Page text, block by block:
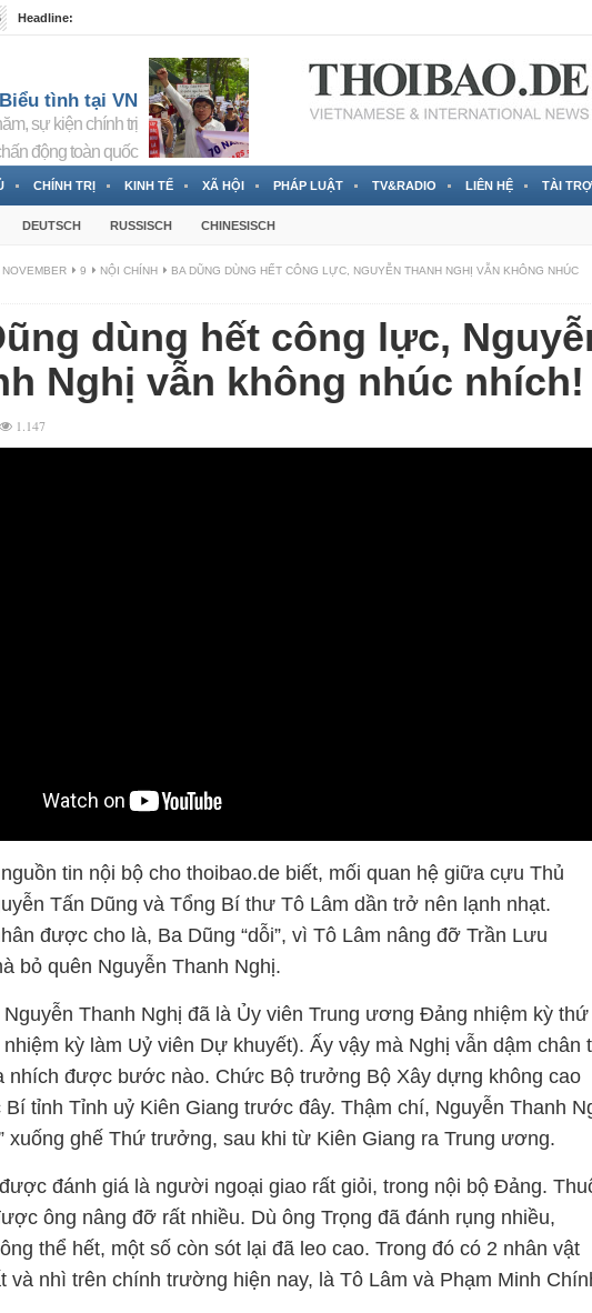
Headline:
Biểu tình tại VN
sự kiện chính trị
động toàn quốc
CHÍNH TRỊ KINH TẾ XÃ HỘI PHÁP LUẬT TV&RADIO LIÊN HỆ TÀI
DEUTSCH RUSSISCH CHINESISCH
NOVEMBER 9 NỘI CHÍNH
BA DŨNG DÙNG HẾT CÔNG LỰC, NGUYỄN THANH NGHỊ VẪN KHÔNG NHÚC
dùng hết công lực,
Nghị vẫn không nhúc nhích!
1.147
tin nội bộ cho thoibao.de biết, mối quan hệ giữa cựu Thủ
Tấn Dũng và Tổng Bí thư Tô Lâm dần trở nên lạnh nhạt.
được cho là, Ba Dũng “dỗi”, vì Tô Lâm nâng đỡ Trần Lưu
bỏ quên Nguyễn Thanh Nghị.
Nguyễn Thanh Nghị đã là Ủy viên Trung ương Đảng nhiệm kỳ
kỳ làm Uỷ viên Dự khuyết). Ấy vậy mà Nghị vẫn dậm chân
nhích được bước nào. Chức Bộ trưởng Bộ Xây dựng không cao
tỉnh Tỉnh uỷ Kiên Giang trước đây. Thậm chí, Nguyễn Thanh
xuống ghế Thứ trưởng, sau khi từ Kiên Giang ra Trung ương.
đánh giá là người ngoại giao rất giỏi, trong nội bộ Đảng.
ông nâng đỡ rất nhiều. Dù ông Trọng đã đánh rụng nhiều,
thể hết, một số còn sót lại đã leo cao. Trong đó có 2 nhân vật
và nhì trên chính trường hiện nay, là Tô Lâm và Phạm Minh